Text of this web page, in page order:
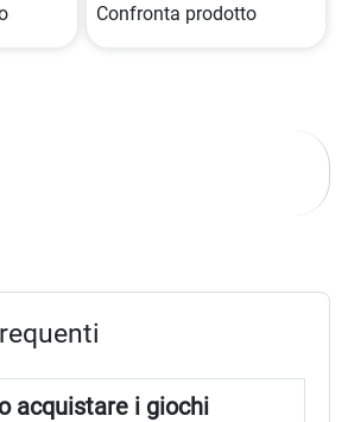
Confronta prodotto
acquistare i giochi